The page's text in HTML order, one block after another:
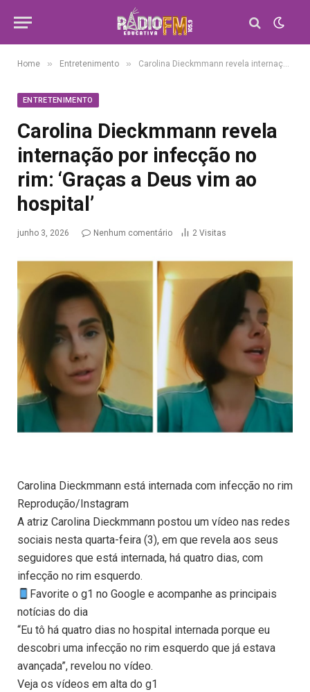
Home » Entretenimento » Carolina Dieckmmann revela internação por infecção no rim: ‘Graças a Deus vim ao hospital’
ENTRETENIMENTO
Carolina Dieckmmann revela
internação por infecção no
rim: ‘Graças a Deus vim ao
hospital’
junho 3, 2026 Nenhum comentário 2 Visitas
Carolina Dieckmmann está internada com infecção no rim
Reprodução/Instagram
A atriz Carolina Dieckmmann postou um vídeo nas redes
sociais nesta quarta-feira (3), em que revela aos seus
seguidores que está internada, há quatro dias, com
infecção no rim esquerdo.
Favorite o g1 no Google e acompanhe as principais
notícias do dia
“Eu tô há quatro dias no hospital internada porque eu
descobri uma infecção no rim esquerdo que já estava
avançada”, revelou no vídeo.
Veja os vídeos em alta do g1